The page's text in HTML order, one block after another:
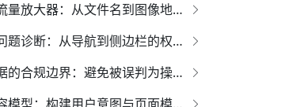
图片搜索流量放大器：从文件名到图像地图的落地方案
链接稀释问题诊断：从导航到侧边栏的权重检视
结构化数据的合规边界：避免被误判为操控结果的权威指南*